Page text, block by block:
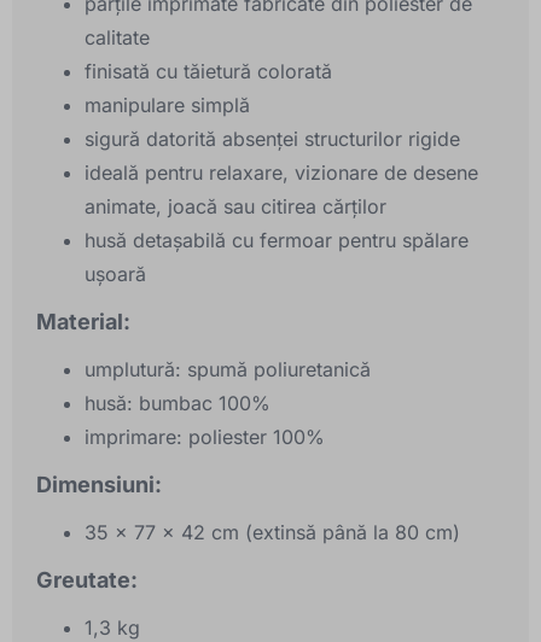
calitate
finisată cu tăietură colorată
manipulare simplă
sigură datorită absenței structurilor rigide
ideală pentru relaxare, vizionare de desene
animate, joacă sau citirea cărților
husă detașabilă cu fermoar pentru spălare
ușoară
Material:
umplutură: spumă poliuretanică
husă: bumbac 100%
imprimare: poliester 100%
Dimensiuni:
35 x 77 x 42 cm (extinsă până la 80 cm)
Greutate:
1,3 kg